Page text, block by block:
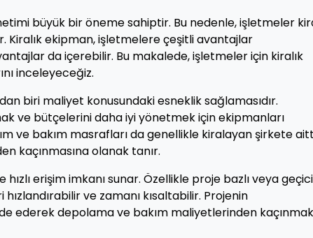
büyük bir öneme sahiptir. Bu nedenle, işletmeler
ekipman, işletmelere çeşitli avantajlar
da içerebilir. Bu makalede, işletmeler için kiralık
inceleyeceğiz.
biri maliyet konusundaki esneklik sağlamasıdır.
ve bütçelerini daha iyi yönetmek için ekipmanları
ve bakım masrafları da genellikle kiralayan şirkete
kaçınmasına olanak tanır.
erişim imkanı sunar. Özellikle proje bazlı veya geçici
ve zamanı kısaltabilir. Projenin
ederek depolama ve bakım maliyetlerinden